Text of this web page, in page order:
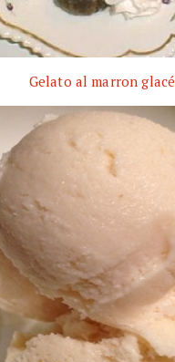
Gelato al marron glacé